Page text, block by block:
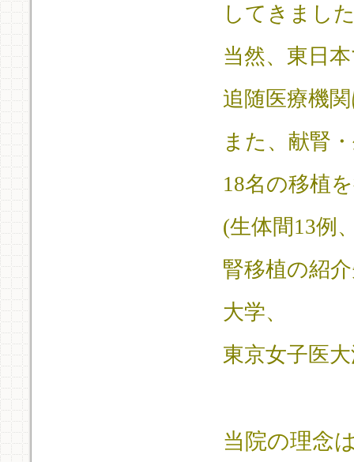
してきまし
当然、 東日
追随医療機
また、献腎
18名の移植
(生体間13例
腎移植の紹
大学、
東京女子医
当院の理念